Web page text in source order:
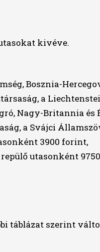
kivéve.
Bosznia-
a
Nagy-Britannia és
a Svájci
3900 forint,
utasonként 9750
táblázat szerint